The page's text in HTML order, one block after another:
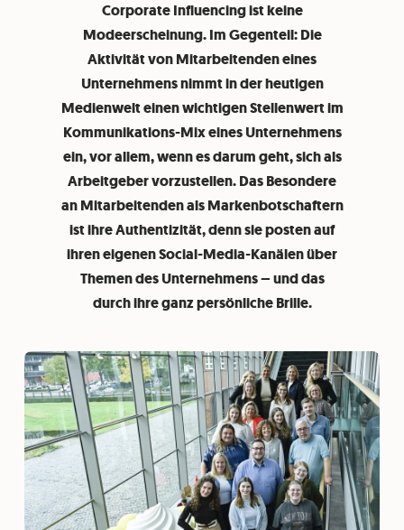
Corporate Influencing ist keine
Modeerscheinung. Im Gegenteil: Die
Aktivität von Mitarbeitenden eines
Unternehmens nimmt in der heutigen
Medienwelt einen wichtigen Stellenwert im
Kommunikations-Mix eines Unternehmens
ein, vor allem, wenn es darum geht, sich als
Arbeitgeber vorzustellen. Das Besondere
an Mitarbeitenden als Markenbotschaftern
ist ihre Authentizität, denn sie posten auf
ihren eigenen Social-Media-Kanälen über
Themen des Unternehmens – und das
durch ihre ganz persönliche Brille.